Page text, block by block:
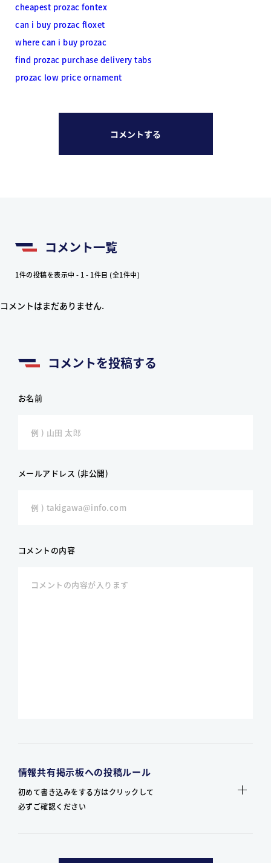
cheapest prozac fontex
can i buy prozac floxet
where can i buy prozac
find prozac purchase delivery tabs
prozac low price ornament
コメントする
コメント一覧
1件の投稿を表示中 - 1 - 1件目 (全1件中)
コメントはまだありません.
コメントを投稿する
お名前
メールアドレス (非公開)
コメントの内容
情報共有掲示板への投稿ルール
初めて書き込みをする方はクリックして
必ずご確認ください